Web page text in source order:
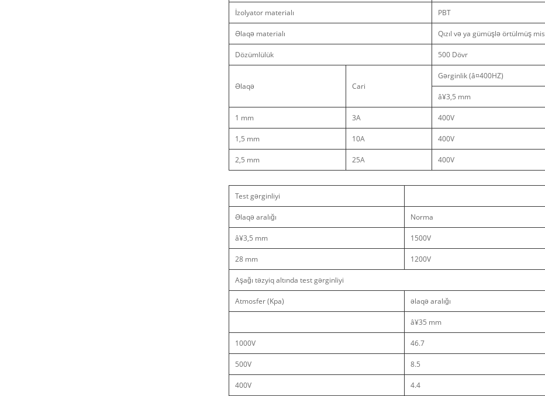
İzolyator materialı PBT
Əlaqə materialı Qızıl və ya gümüşlə örtülmüş mis
Dözümlülük 500 Dövr
Əlaqə Cari
Gərginlik (â¤400HZ)
â¥3,5 mm
1 mm 3A 400V
1,5 mm 10A 400V
2,5 mm 25A 400V
Test gərginliyi
Əlaqə aralığı Norma
â¥3,5 mm 1500V
28 mm 1200V
Aşağı təzyiq altında test gərginliyi
Atmosfer (Kpa) əlaqə aralığı
â¥35 mm
1000V 46.7
500V 8.5
400V 4.4